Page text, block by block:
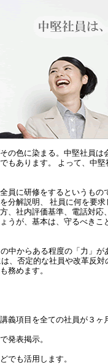
の色に染まる。中堅社員
もあります。 よって、中
員に研修をするというもの
分解説明、 社員に何を要
、社内評価基準、電話対応
うが、基本は、守るべき
中からある程度の「力」
、否定的な社員や改革反
務めます。
義項目を全ての社員が３ヶ
発表掲示。
でも活用します。